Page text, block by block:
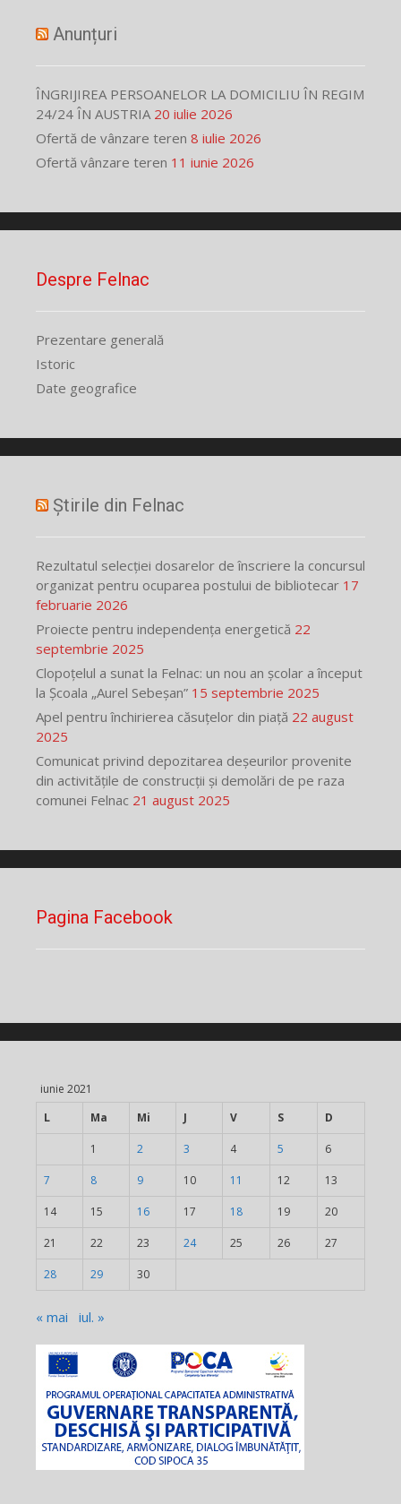
Anunțuri
ÎNGRIJIREA PERSOANELOR LA DOMICILIU ÎN REGIM
24/24 ÎN AUSTRIA 20 iulie 2026
Ofertă de vânzare teren 8 iulie 2026
Ofertă vânzare teren 11 iunie 2026
Despre Felnac
Prezentare generală
Istoric
Date geografice
Știrile din Felnac
Rezultatul selecției dosarelor de înscriere la concursul
organizat pentru ocuparea postului de bibliotecar 17
februarie 2026
Proiecte pentru independența energetică 22
septembrie 2025
Clopoțelul a sunat la Felnac: un nou an școlar a început
la Școala „Aurel Sebeșan” 15 septembrie 2025
Apel pentru închirierea căsuțelor din piață 22 august
2025
Comunicat privind depozitarea deșeurilor provenite
din activitățile de construcții și demolări de pe raza
comunei Felnac 21 august 2025
Pagina Facebook
iunie 2021
L
Ma Mi J V S D
1 2 3 4 5 6
7 8 9 10 11 12 13
14 15 16 17 18 19 20
21 22 23 24 25 26 27
28 29 30
« mai iul. »